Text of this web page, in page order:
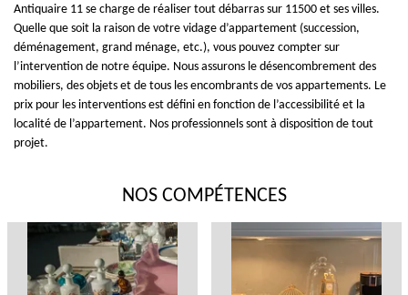
Antiquaire 11 se charge de réaliser tout débarras sur 11500 et ses villes.
Quelle que soit la raison de votre vidage d’appartement (succession,
déménagement, grand ménage, etc.), vous pouvez compter sur
l’intervention de notre équipe. Nous assurons le désencombrement des
mobiliers, des objets et de tous les encombrants de vos appartements. Le
prix pour les interventions est défini en fonction de l’accessibilité et la
localité de l’appartement. Nos professionnels sont à disposition de tout
projet.
NOS COMPÉTENCES